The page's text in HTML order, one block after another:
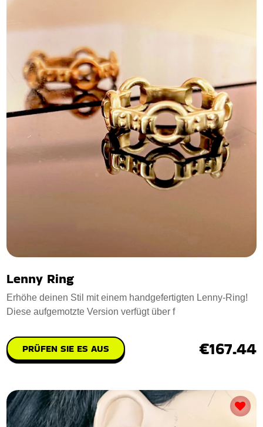
Lenny Ring
Erhöhe deinen Stil mit einem handgefertigten Lenny-Ring!
Diese aufgemotzte Version verfügt über f
PRÜFEN SIE ES AUS €167.44